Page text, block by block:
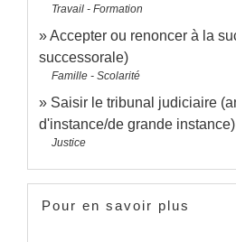
Travail - Formation
Accepter ou renoncer à la
successorale)
Famille - Scolarité
Saisir le tribunal judiciaire
d'instance/de grande instance)
Justice
Pour en savoir plus